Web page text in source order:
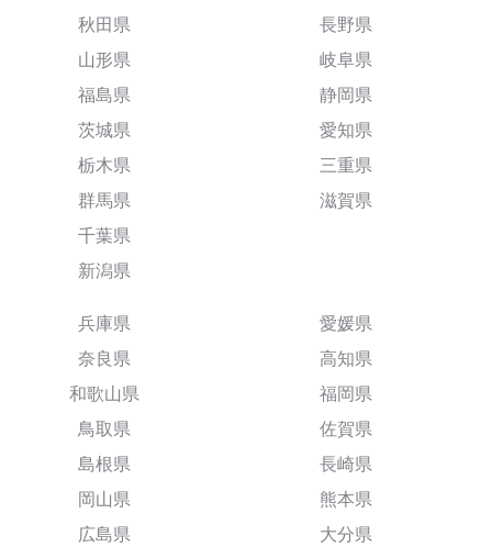
秋田県
山形県
福島県
茨城県
栃木県
群馬県
千葉県
新潟県
長野県
岐阜県
静岡県
愛知県
三重県
滋賀県
兵庫県
奈良県
和歌山県
鳥取県
島根県
岡山県
広島県
愛媛県
高知県
福岡県
佐賀県
長崎県
熊本県
大分県